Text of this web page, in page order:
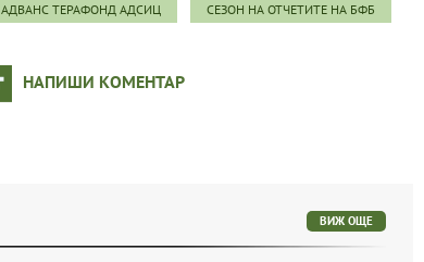
АДВАНС ТЕРАФОНД АДСИЦ СЕЗОН НА ОТЧЕТИТЕ НА БФБ
НАПИШИ КОМЕНТАР
ВИЖ ОЩЕ